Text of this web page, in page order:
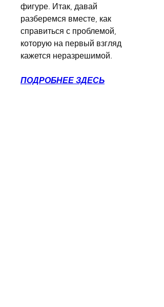
фигуре. Итак, давай
разберемся вместе, как
справиться с проблемой,
которую на первый взгляд
кажется неразрешимой.
ПОДРОБНЕЕ ЗДЕСЬ